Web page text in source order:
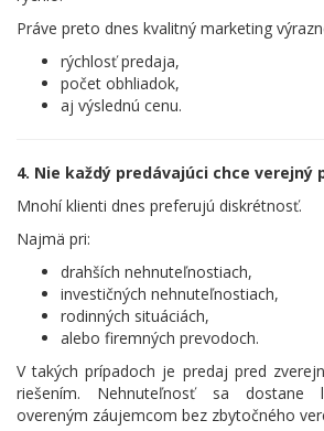
Práve preto dnes kvalitný marketing
rýchlosť predaja,
počet obhliadok,
aj výslednú cenu.
4. Nie každý predávajúci chce verejný
Mnohí klienti dnes preferujú diskrétnosť.
Najmä pri:
drahších nehnuteľnostiach,
investičných nehnuteľnostiach,
rodinných situáciách,
alebo firemných prevodoch.
V takých prípadoch je predaj pred
riešením. Nehnuteľnosť sa dostane
overeným záujemcom bez zbytočného